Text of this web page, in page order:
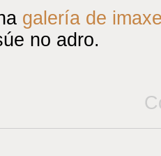
galería de
no adro.